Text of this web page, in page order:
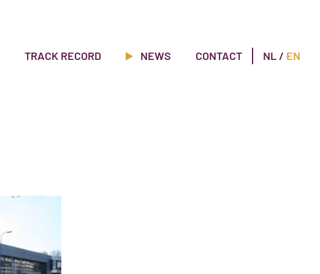
TRACK RECORD NEWS CONTACT NL / EN